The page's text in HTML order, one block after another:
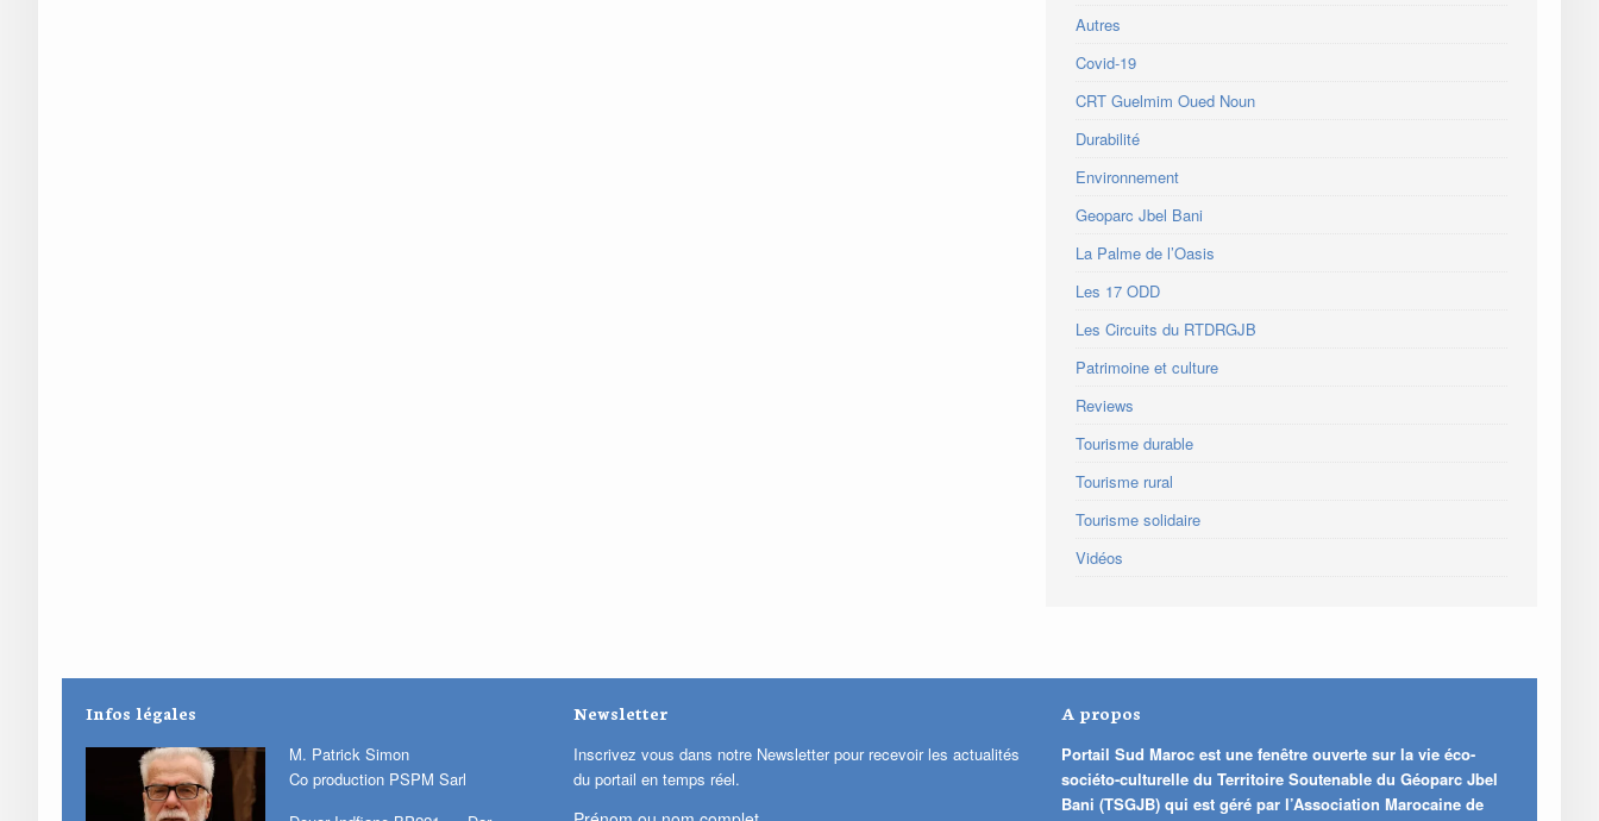
Autres
Covid-19
CRT Guelmim Oued Noun
Durabilité
Environnement
Geoparc Jbel Bani
La Palme de l’Oasis
Les 17 ODD
Les Circuits du RTDRGJB
Patrimoine et culture
Reviews
Tourisme durable
Tourisme rural
Tourisme solidaire
Vidéos
Infos légales
M. Patrick Simon
Co production PSPM Sarl
Newsletter
Inscrivez vous dans notre Newsletter pour recevoir les actualités
du portail en temps réel.
A propos
Portail Sud Maroc est une fenêtre ouverte sur la vie éco-
sociéto-culturelle du Territoire Soutenable du Géoparc Jbel
Bani (TSGJB) qui est géré par l’Association Marocaine de